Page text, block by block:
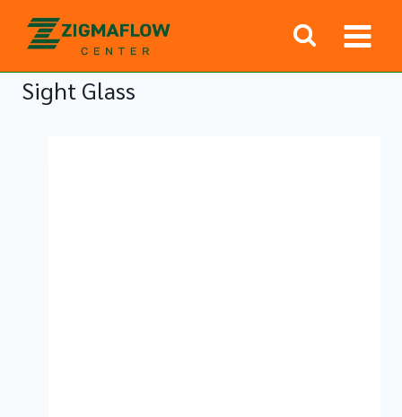
content
Sight Glass